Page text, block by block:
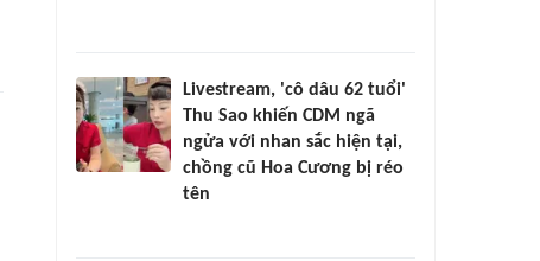
Livestream, 'cô dâu 62 tuổi'
Thu Sao khiến CDM ngã
ngửa với nhan sắc hiện tại,
chồng cũ Hoa Cương bị réo
tên